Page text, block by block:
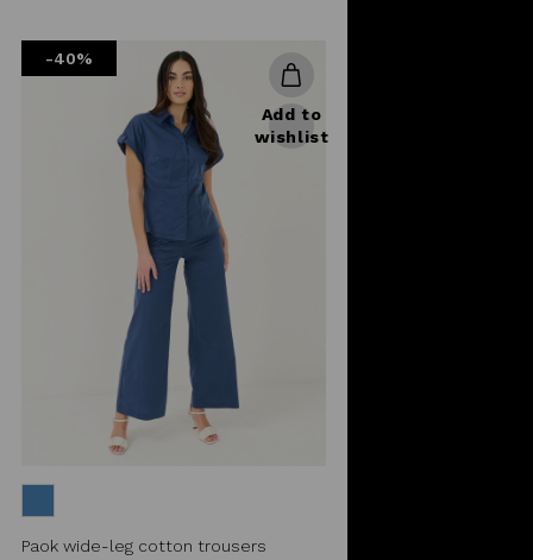
-40%
Add to
wishlist
Paok wide-leg cotton trousers